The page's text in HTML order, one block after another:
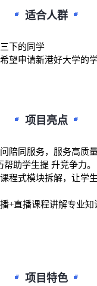
适合人群
下的同学
申请新港好大学的
项目亮点
同服务，服务高质
助学生提 升竞争力。
式模块拆解，让学生
直播课程讲解专业知
项目特色